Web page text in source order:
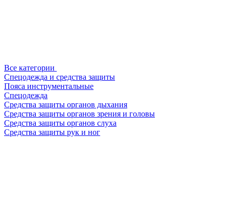
Все категории
Спецодежда и средства защиты
Пояса инструментальные
Спецодежда
Средства защиты органов дыхания
Средства защиты органов зрения и головы
Средства защиты органов слуха
Средства защиты рук и ног